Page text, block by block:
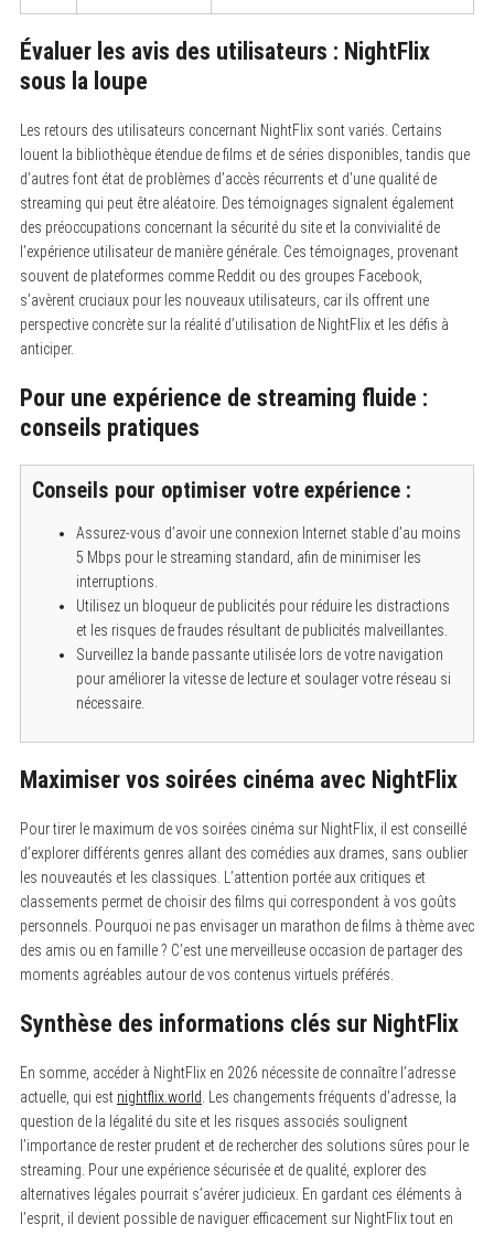
Évaluer les avis des utilisateurs : NightFlix
sous la loupe
Les retours des utilisateurs concernant NightFlix sont variés. Certains
louent la bibliothèque étendue de films et de séries disponibles, tandis que
d’autres font état de problèmes d’accès récurrents et d’une qualité de
streaming qui peut être aléatoire. Des témoignages signalent également
des préoccupations concernant la sécurité du site et la convivialité de
l’expérience utilisateur de manière générale. Ces témoignages, provenant
souvent de plateformes comme Reddit ou des groupes Facebook,
s’avèrent cruciaux pour les nouveaux utilisateurs, car ils offrent une
perspective concrète sur la réalité d’utilisation de NightFlix et les défis à
anticiper.
Pour une expérience de streaming fluide :
conseils pratiques
Conseils pour optimiser votre expérience :
Assurez-vous d’avoir une connexion Internet stable d’au moins
5 Mbps pour le streaming standard, afin de minimiser les
interruptions.
Utilisez un bloqueur de publicités pour réduire les distractions
et les risques de fraudes résultant de publicités malveillantes.
Surveillez la bande passante utilisée lors de votre navigation
pour améliorer la vitesse de lecture et soulager votre réseau si
nécessaire.
Maximiser vos soirées cinéma avec NightFlix
Pour tirer le maximum de vos soirées cinéma sur NightFlix, il est conseillé
d’explorer différents genres allant des comédies aux drames, sans oublier
les nouveautés et les classiques. L’attention portée aux critiques et
classements permet de choisir des films qui correspondent à vos goûts
personnels. Pourquoi ne pas envisager un marathon de films à thème avec
des amis ou en famille ? C’est une merveilleuse occasion de partager des
moments agréables autour de vos contenus virtuels préférés.
Synthèse des informations clés sur NightFlix
En somme, accéder à NightFlix en 2026 nécessite de connaître l’adresse
actuelle, qui est nightflix.world . Les changements fréquents d’adresse, la
question de la légalité du site et les risques associés soulignent
l’importance de rester prudent et de rechercher des solutions sûres pour le
streaming. Pour une expérience sécurisée et de qualité, explorer des
alternatives légales pourrait s’avérer judicieux. En gardant ces éléments à
l’esprit, il devient possible de naviguer efficacement sur NightFlix tout en